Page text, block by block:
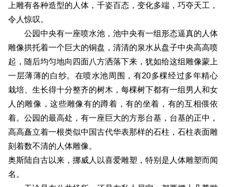
上雕有各种造型的人体，千姿百态，变化多端，巧夺天工，
令人惊叹。
公园中央有一座喷水池，池中央有一组形态逼真的人体
雕像拱托着一个巨大的铜盘，清清的泉水从盘子中央高高喷
起，随后均匀地向四面八方洒落下来，犹如给这组雕像蒙上
一层薄薄的白纱。在喷水池周围，有20多棵经过多年精心
栽培、生长得十分整齐的树木，每棵树下都有一组男人和女
人的雕像，这些雕像有的蹲着，有的坐着，有的互相偎依
着。公园的最高处，有一座巨大的方形台基，台基的正中，
高高矗立着一根类似中国古代华表那样的石柱，石柱表面雕
刻着数不清的人体雕像。
奥斯陆自古以来，挪威人以喜爱雕塑，特别是人体雕塑而闻
名。